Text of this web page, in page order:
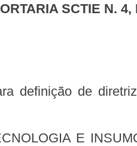
PORTARIA SCTIE N.